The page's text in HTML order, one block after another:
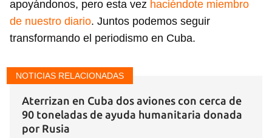
apoyándonos, pero esta vez haciéndote miembro
de nuestro diario. Juntos podemos seguir
transformando el periodismo en Cuba.
NOTICIAS RELACIONADAS
Aterrizan en Cuba dos aviones con cerca de
90 toneladas de ayuda humanitaria donada
por Rusia